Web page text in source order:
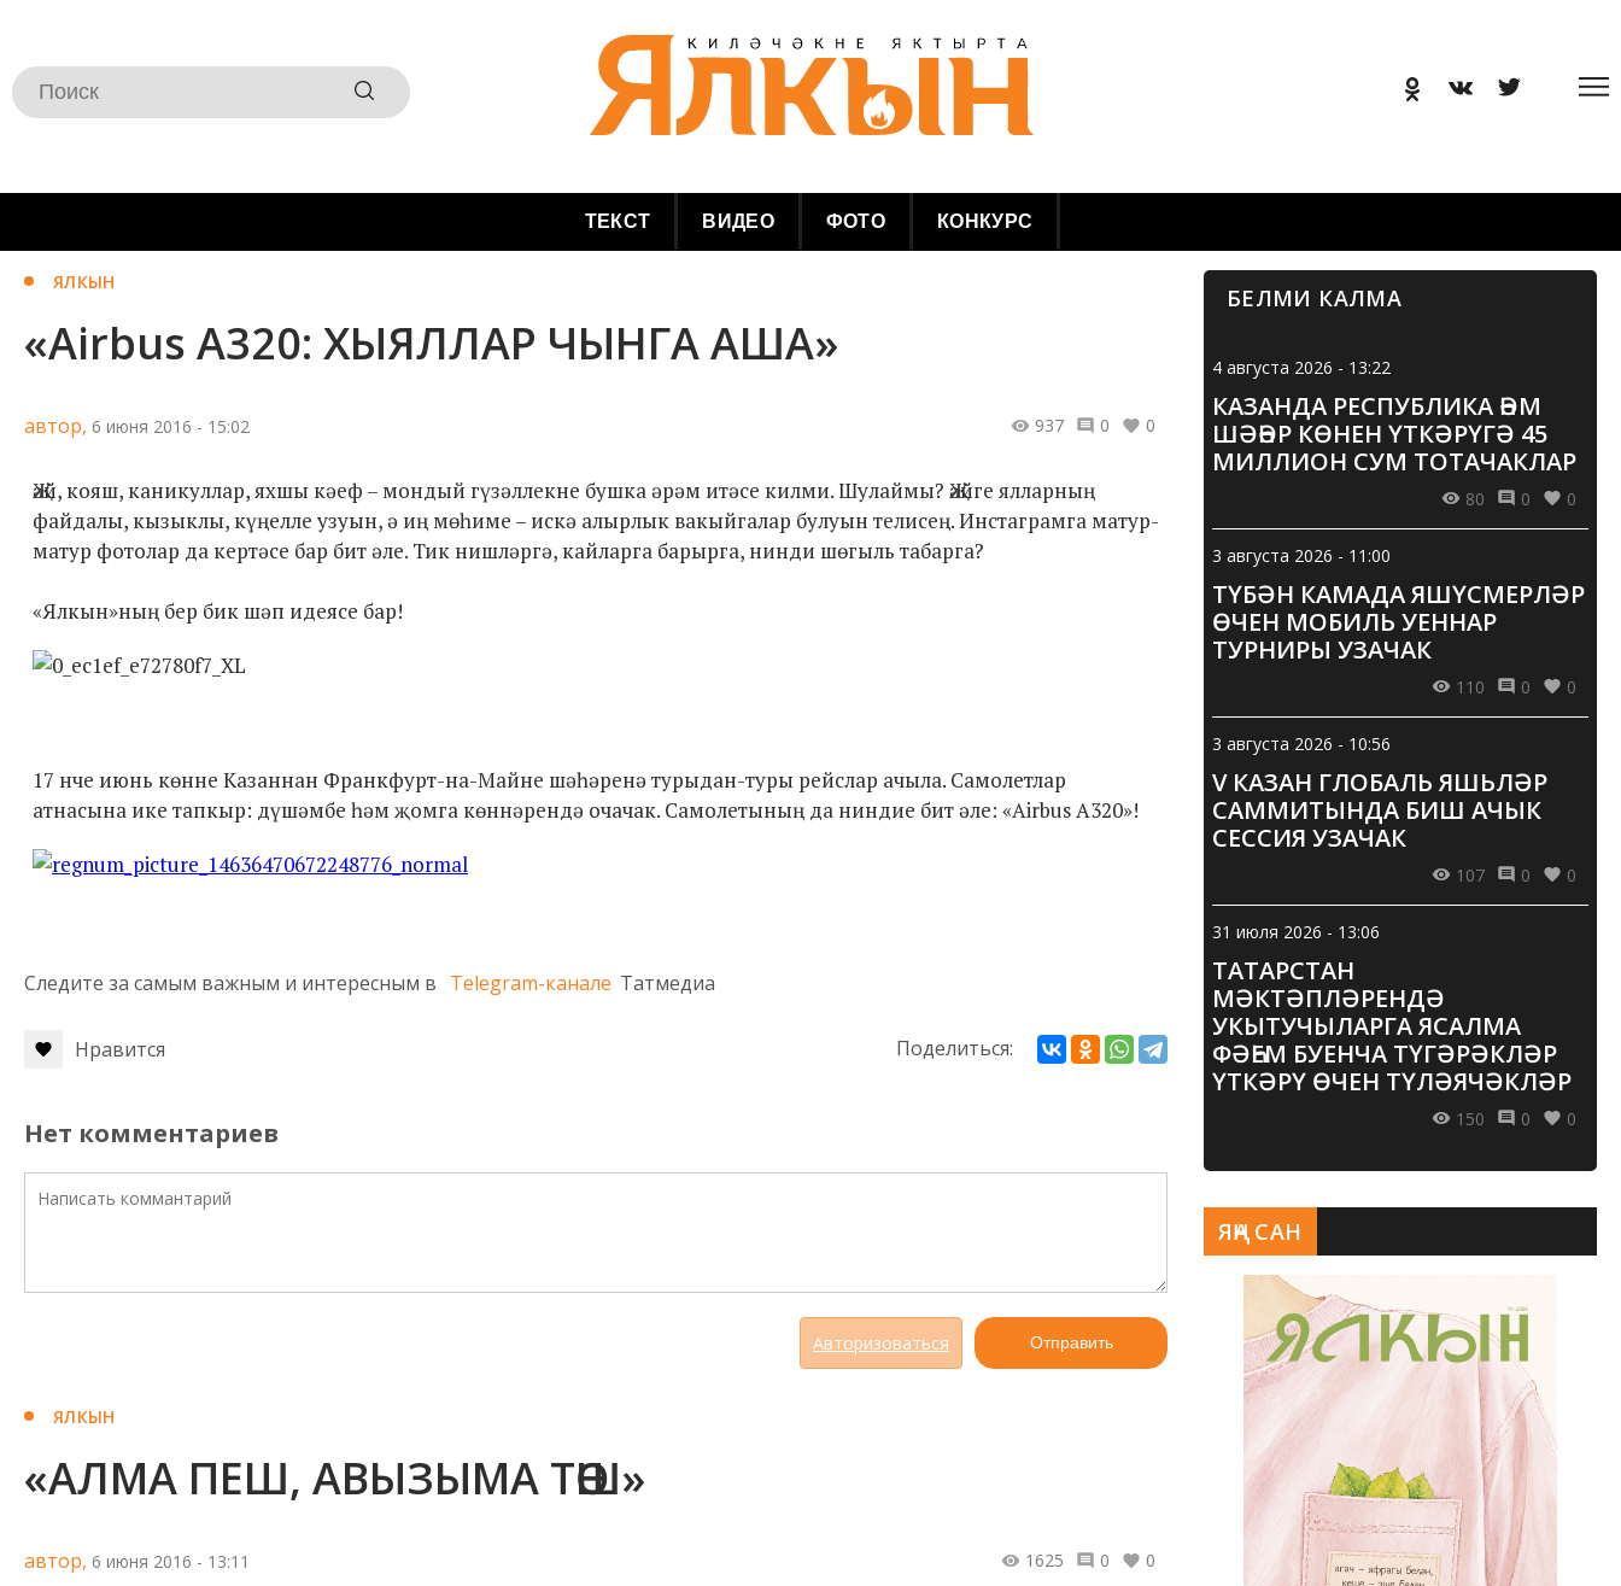
ТЕКСТ ВИДЕО ФОТО КОНКУРС
ЯЛКЫН
«Airbus A320: ХЫЯЛЛАР ЧЫНГА АША»
автор, 6 июня 2016 - 15:02 937 0 0
Җәй, кояш, каникуллар, яхшы кәеф – мондый гүзәллекне бушка әрәм итәсе килми. Шулаймы? Җәйге ялларның
файдалы, кызыклы, күңелле узуын, ә иң мөһиме – искә алырлык вакыйгалар булуын телисең. Инстаграмга матур-
матур фотолар да кертәсе бар бит әле. Тик нишләргә, кайларга барырга, нинди шөгыль табарга?
«Ялкын»ның бер бик шәп идеясе бар!
17 нче июнь көнне Казаннан Франкфурт-на-Майне шәһәренә турыдан-туры рейслар ачыла. Самолетлар
атнасына ике тапкыр: дүшәмбе һәм җомга көннәрендә очачак. Самолетының да ниндие бит әле: «Airbus A320»!
Следите за самым важным и интересным в Telegram-канале Татмедиа
Нравится Поделиться:
Нет комментариев
Авторизоваться Отправить
ЯЛКЫН
«АЛМА ПЕШ, АВЫЗЫМА ТӨШ»
автор, 6 июня 2016 - 13:11 1625 0 0
БЕЛМИ КАЛМА
4 августа 2026 - 13:22
КАЗАНДА РЕСПУБЛИКА ҺӘМ
ШӘҺӘР КӨНЕН ҮТКӘРҮГӘ 45
МИЛЛИОН СУМ ТОТАЧАКЛАР
80 0 0
3 августа 2026 - 11:00
ТҮБӘН КАМАДА ЯШҮСМЕРЛӘР
ӨЧЕН МОБИЛЬ УЕННАР
ТУРНИРЫ УЗАЧАК
110 0 0
3 августа 2026 - 10:56
V КАЗАН ГЛОБАЛЬ ЯШЬЛӘР
САММИТЫНДА БИШ АЧЫК
СЕССИЯ УЗАЧАК
107 0 0
31 июля 2026 - 13:06
ТАТАРСТАН
МӘКТӘПЛӘРЕНДӘ
УКЫТУЧЫЛАРГА ЯСАЛМА
ФӘҺЕМ БУЕНЧА ТҮГӘРӘКЛӘР
ҮТКӘРҮ ӨЧЕН ТҮЛӘЯЧӘКЛӘР
150 0 0
ЯҢА САН